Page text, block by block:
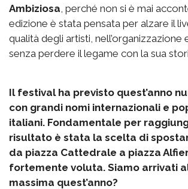
Ambiziosa , perché non si è mai
edizione è stata pensata per alzare il
qualità degli artisti, nell’organizzazione
senza perdere il legame con la sua
Il festival ha previsto quest’anno
con grandi nomi internazionali e
italiani. Fondamentale per
risultato è stata la scelta di
da piazza Cattedrale a piazza
fortemente voluta. Siamo arrivati
massima quest’anno?